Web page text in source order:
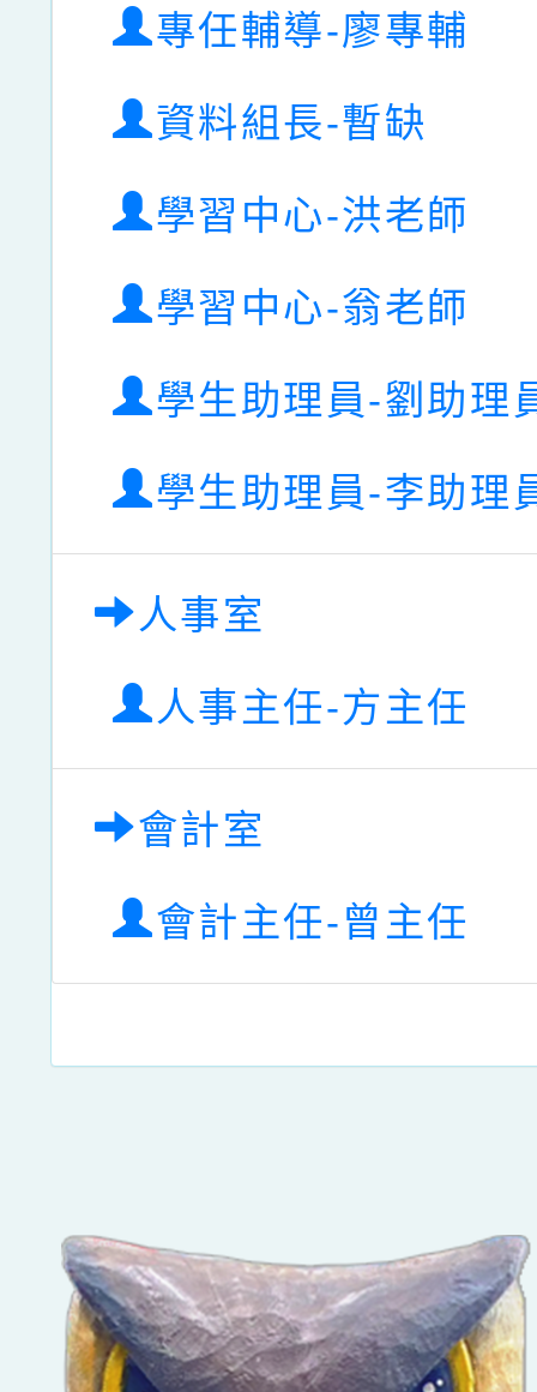
專任輔導-廖專輔
資料組長-暫缺
學習中心-洪老師
學習中心-翁老師
學生助理員-劉助理
學生助理員-李助理
人事室
人事主任-方主任
會計室
會計主任-曾主任